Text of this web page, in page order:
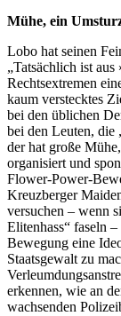
Mühe, ein
Lobo hat seinen
„Tatsächlich ist
Rechtsextremen
kaum verstecktes
bei den üblichen
bei den Leuten, die
der hat große
organisiert und
Flower-Power-
Kreuzberger
versuchen – wenn
Elitenhass“ faseln
Bewegung eine
Staatsgewalt zu
erkennen, wie an
wachsenden